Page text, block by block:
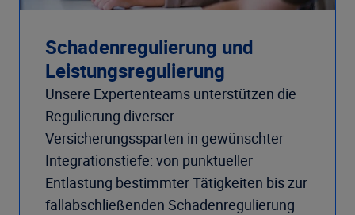
Schadenregulierung und
Leistungsregulierung
Unsere Expertenteams unterstützen die
Regulierung diverser
Versicherungssparten in gewünschter
Integrationstiefe: von punktueller
Entlastung bestimmter Tätigkeiten bis zur
fallabschließenden Schadenregulierung